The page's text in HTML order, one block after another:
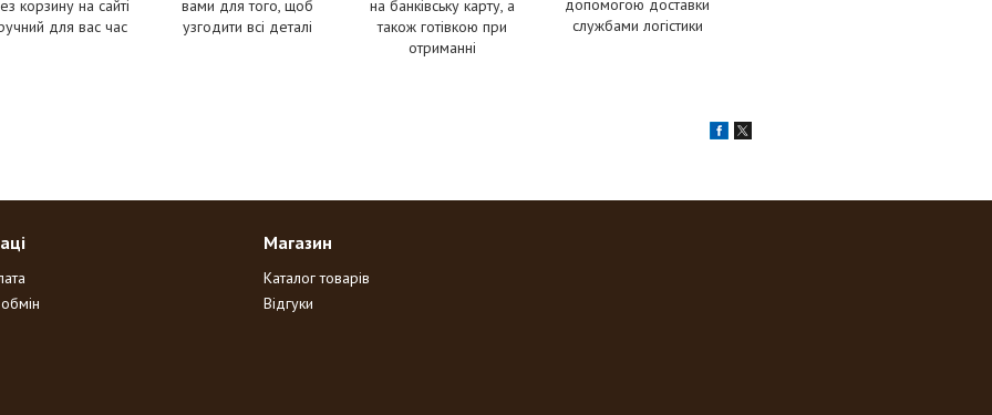
корзину на сайті
для вас час
вами для того, щоб
узгодити всі деталі
на банківську карту, а
також готівкою при
отриманні
допомогою доставки
службами логістики
Магазин
Каталог товарів
Відгуки